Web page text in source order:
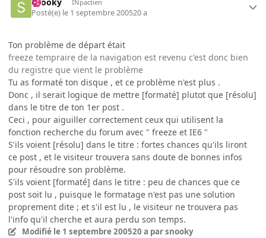
INpactien
Posté(e) le 1 septembre 200520 a
Ton problème de départ était
freeze tempraire de la navigation est revenu c'est donc bien
du registre que vient le problème
Tu as formaté ton disque , et ce problème n'est plus .
Donc , il serait logique de mettre [formaté] plutot que [résolu]
dans le titre de ton 1er post .
Ceci , pour aiguiller correctement ceux qui utilisent la
fonction recherche du forum avec " freeze et IE6 "
S'ils voient [résolu] dans le titre : fortes chances qu'ils liront
ce post , et le visiteur trouvera sans doute de bonnes infos
pour résoudre son problème.
S'ils voient [formaté] dans le titre : peu de chances que ce
post soit lu , puisque le formatage n'est pas une solution
proprement dite ; et s'il est lu , le visiteur ne trouvera pas
l'info qu'il cherche et aura perdu son temps.
Modifié le 1 septembre 200520 a par snooky